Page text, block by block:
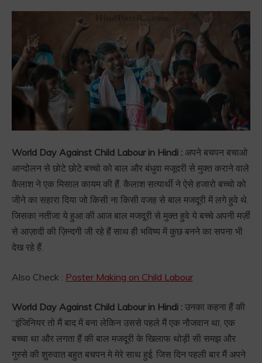
World Day Against Child Labour in Hindi : अपने बचपन बचाओ
आन्दोलन से छोटे छोटे बच्चो को बाल और बंधुवा मजूदरी से मुक्त कराने वाले
कैलाश ने एक मिसाल कायम की हैं. कैलाश सत्यार्थी ने ऐसे हजारो बच्चो को
जीने का सहारा दिया जो किसी ना किसी वजह से बाल मजदूरी में लगे हुवे थे.
जिसका नतीजा ये हुआ की आज बाल मजदूरी से मुक्त हुवे ये बच्चे अपनी मर्ज़ी
से आज़ादी की ज़िन्दगी जी रहे हैं साथ ही भविष्य में कुछ बनने का सपना भी
देख रहे हैं.
Also Check : Poster Making on Child Labour
World Day Against Child Labour in Hindi : उनका कहना हैं की
“इंजिनियर तो मैं बाद में बना लेकिन उससे पहले मैं एक नौजवान था, एक
बच्चा था और लगता हैं की बाल मजदूरी के खिलाफ थोड़ी सी समझ और
गुस्से की शुरुवात बहुत बचपन मे मेरे साथ हुई. जिस दिन पहली बार मैं अपने